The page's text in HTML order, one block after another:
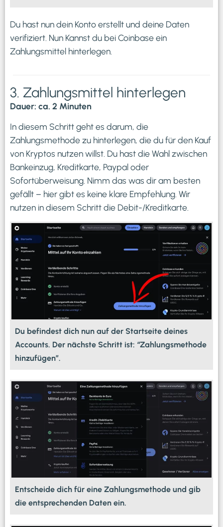
Du hast nun dein Konto erstellt und deine Daten
verifiziert. Nun Kannst du bei Coinbase ein
Zahlungsmittel hinterlegen.
3. Zahlungsmittel hinterlegen
Dauer: ca. 2 Minuten
In diesem Schritt geht es darum, die
Zahlungsmethode zu hinterlegen, die du für den Kauf
von Kryptos nutzen willst. Du hast die Wahl zwischen
Bankeinzug, Kreditkarte, Paypal oder
Sofortüberweisung. Nimm das was dir am besten
gefällt – hier gibt es keine klare Empfehlung. Wir
nutzen in diesem Schritt die Debit-/Kreditkarte.
Du befindest dich nun auf der Startseite deines
Accounts. Der nächste Schritt ist: “Zahlungsmethode
hinzufügen”.
Entscheide dich für eine Zahlungsmethode und gib
die entsprechenden Daten ein.